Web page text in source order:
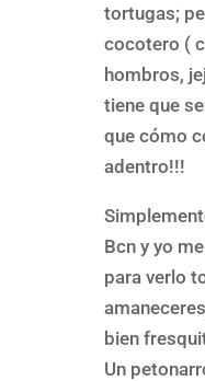
tortugas;
cocotero (
hombros,
tiene que
que cómo
adentro!!!
Bcn y yo
para verlo
bien
Un